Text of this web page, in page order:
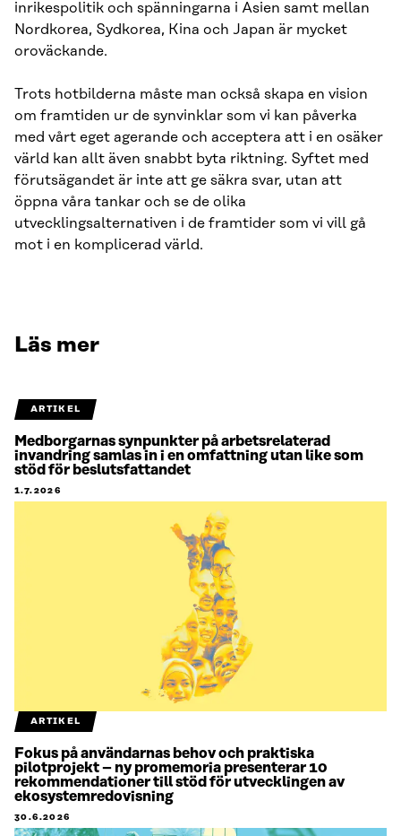
inrikespolitik och spänningarna i Asien samt mellan
Nordkorea, Sydkorea, Kina och Japan är mycket
oroväckande.
Trots hotbilderna måste man också skapa en vision
om framtiden ur de synvinklar som vi kan påverka
med vårt eget agerande och acceptera att i en osäker
värld kan allt även snabbt byta riktning. Syftet med
förutsägandet är inte att ge säkra svar, utan att
öppna våra tankar och se de olika
utvecklingsalternativen i de framtider som vi vill gå
mot i en komplicerad värld.
Läs mer
ARTIKEL
Medborgarnas synpunkter på arbetsrelaterad
invandring samlas in i en omfattning utan like som
stöd för beslutsfattandet
1.7.2026
ARTIKEL
Fokus på användarnas behov och praktiska
pilotprojekt – ny promemoria presenterar 10
rekommendationer till stöd för utvecklingen av
ekosystemredovisning
30.6.2026